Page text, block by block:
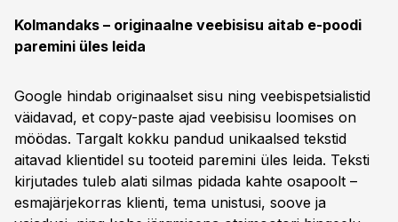
Kolmandaks – originaalne veebisisu aitab e-poodi
paremini üles leida
Google hindab originaalset sisu ning veebispetsialistid
väidavad, et copy-paste ajad veebisisu loomises on
möödas. Targalt kokku pandud unikaalsed tekstid
aitavad klientidel su tooteid paremini üles leida. Teksti
kirjutades tuleb alati silmas pidada kahte osapoolt –
esmajärjekorras klienti, tema unistusi, soove ja